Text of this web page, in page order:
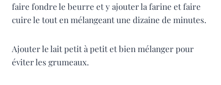
faire fondre le beurre et y ajouter la farine et faire
cuire le tout en mélangeant une dizaine de minutes.
Ajouter le lait petit à petit et bien mélanger pour
éviter les grumeaux.